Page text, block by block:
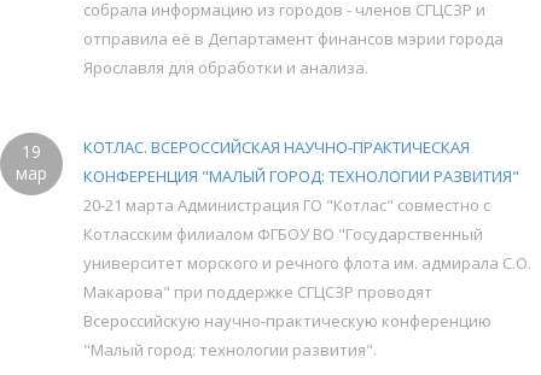
собрала информацию из городов - членов СГЦСЗР и
отправила её в Департамент финансов мэрии города
Ярославля для обработки и анализа.
19
мар
КОТЛАС. ВСЕРОССИЙСКАЯ НАУЧНО-ПРАКТИЧЕСКАЯ
КОНФЕРЕНЦИЯ "МАЛЫЙ ГОРОД: ТЕХНОЛОГИИ РАЗВИТИЯ"
20-21 марта Администрация ГО "Котлас" совместно с
Котласским филиалом ФГБОУ ВО "Государственный
университет морского и речного флота им. адмирала С.О.
Макарова" при поддержке СГЦСЗР проводят
Всероссийскую научно-практическую конференцию
"Малый город: технологии развития".